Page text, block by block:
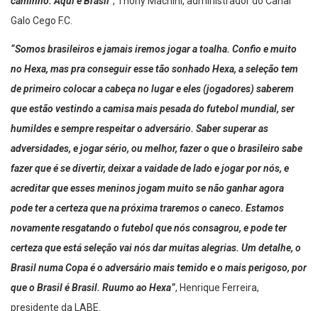
caminho. Aqui é Brasil “, Thony Machini, administrador do Canal
Galo Cego F.C.
“Somos brasileiros e jamais iremos jogar a toalha. Confio e muito
no Hexa, mas pra conseguir esse tão sonhado Hexa, a seleção tem
de primeiro colocar a cabeça no lugar e eles (jogadores) saberem
que estão vestindo a camisa mais pesada do futebol mundial, ser
humildes e sempre respeitar o adversário. Saber superar as
adversidades, e jogar sério, ou melhor, fazer o que o brasileiro sabe
fazer que é se divertir, deixar a vaidade de lado e jogar por nós, e
acreditar que esses meninos jogam muito se não ganhar agora
pode ter a certeza que na próxima traremos o caneco. Estamos
novamente resgatando o futebol que nós consagrou, e pode ter
certeza que está seleção vai nós dar muitas alegrias. Um detalhe, o
Brasil numa Copa é o adversário mais temido e o mais perigoso, por
que o Brasil é Brasil. Ruumo ao Hexa” , Henrique Ferreira,